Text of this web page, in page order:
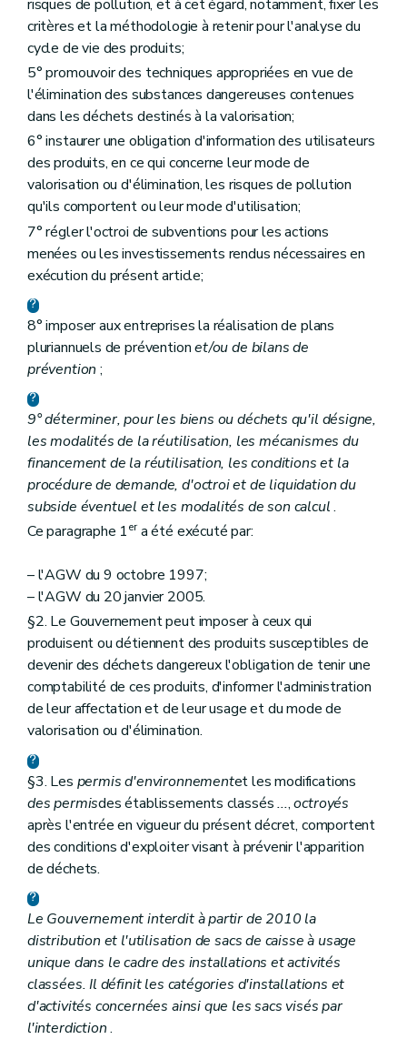
risques de pollution, et à cet égard, notamment, fixer les
critères et la méthodologie à retenir pour l'analyse du
cycle de vie des produits;
5° promouvoir des techniques appropriées en vue de
l'élimination des substances dangereuses contenues
dans les déchets destinés à la valorisation;
6° instaurer une obligation d'information des utilisateurs
des produits, en ce qui concerne leur mode de
valorisation ou d'élimination, les risques de pollution
qu'ils comportent ou leur mode d'utilisation;
7° régler l'octroi de subventions pour les actions
menées ou les investissements rendus nécessaires en
exécution du présent article;
8° imposer aux entreprises la réalisation de plans
pluriannuels de préventionet/ou de bilans de
prévention ;
9° déterminer, pour les biens ou déchets qu'il désigne,
les modalités de la réutilisation, les mécanismes du
financement de la réutilisation, les conditions et la
procédure de demande, d'octroi et de liquidation du
subside éventuel et les modalités de son calcul.
Ce paragraphe 1era été exécuté par:
– l'AGW du 9 octobre 1997;
– l'AGW du 20 janvier 2005.
§2. Le Gouvernement peut imposer à ceux qui
produisent ou détiennent des produits susceptibles de
devenir des déchets dangereux l'obligation de tenir une
comptabilité de ces produits, d'informer l'administration
de leur affectation et de leur usage et du mode de
valorisation ou d'élimination.
§3. Les permis d'environnementet les modifications
des permisdes établissements classés...,octroyés
après l'entrée en vigueur du présent décret, comportent
des conditions d'exploiter visant à prévenir l'apparition
de déchets.
Le Gouvernement interdit à partir de 2010 la
distribution et l'utilisation de sacs de caisse à usage
unique dans le cadre des installations et activités
classées. Il définit les catégories d'installations et
d'activités concernées ainsi que les sacs visés par
l'interdiction.